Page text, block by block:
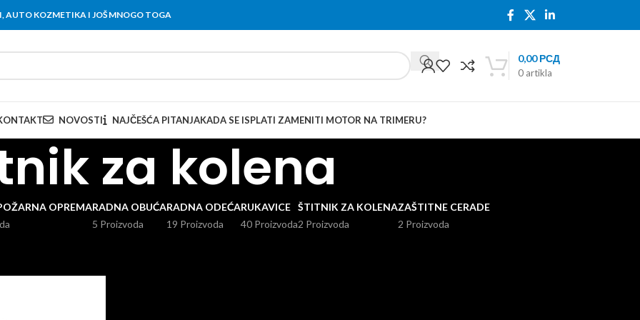
AUTO KOZMETIKA I JOŠ MNOGO TOGA
0 artikla
0,00РСД
NOVOSTI NAJČEŠĆA PITANJAKADA SE ISPLATI ZAMENITI MOTOR NA TRIMERU?
za kolena
OPREMARADNA OBUĆA
5 Proizvoda
RADNA ODEĆA
19 Proizvoda
RUKAVICE
40 Proizvoda
ŠTITNIK ZA KOLENA
2 Proizvoda
ZAŠTITNE CERADE
2 Proizvoda